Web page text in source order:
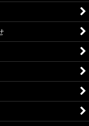
タムパーツ
対応 カスタムパー
応 カスタムパーツ
応 カスタムパーツ
応 カスタムパーツ